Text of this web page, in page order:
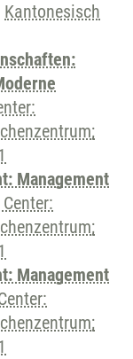
Kantonesisch
Management
Management